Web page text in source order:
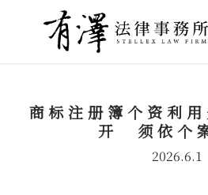
商标注册簿个资利
开 须依个
2026.6.1